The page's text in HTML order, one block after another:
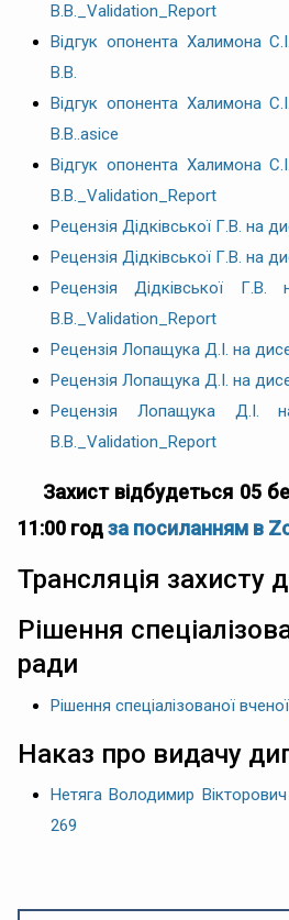
В.В._Validation_Report
Відгук опонента Халимона
В.В.
Відгук опонента Халимона
В.В..asice
Відгук опонента Халимона
В.В._Validation_Report
Рецензія Дідківської Г.В. на
Рецензія Дідківської Г.В. на
Рецензія Дідківської Г.В.
В.В._Validation_Report
Рецензія Лопащука Д.І. на
Рецензія Лопащука Д.І. на
Рецензія Лопащука Д.І.
В.В._Validation_Report
Захист відбудеться 05
11:00 годза посиланням в
Трансляція захисту
Рішення
ради
Рішення спеціалізованої
Наказ про видачу
Нетяга Володимир
269